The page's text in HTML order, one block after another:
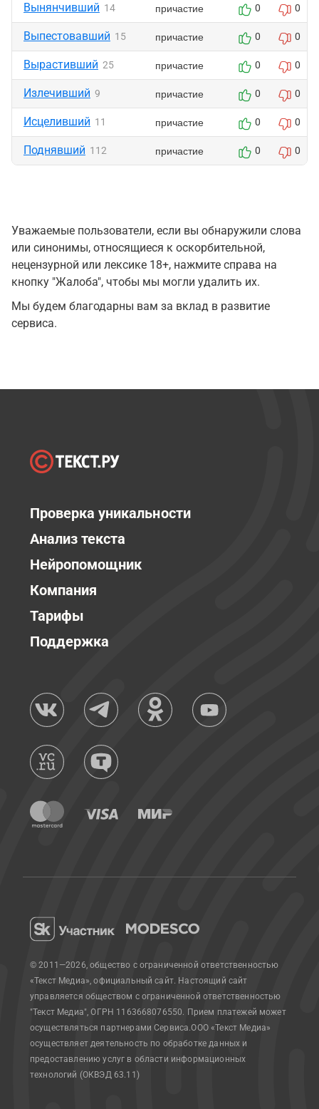
Вынянчивший 14 причастие 0 0
Выпестовавший 15 причастие 0 0
Вырастивший 25 причастие 0 0
Излечивший 9 причастие 0 0
Исцеливший 11 причастие 0 0
Поднявший 112 причастие 0 0
Уважаемые пользователи, если вы обнаружили слова
или синонимы, относящиеся к оскорбительной,
нецензурной или лексике 18+, нажмите справа на
кнопку "Жалоба", чтобы мы могли удалить их.
Мы будем благодарны вам за вклад в развитие
сервиса.
Проверка уникальности
Анализ текста
Нейропомощник
Компания
Тарифы
Поддержка
© 2011—2026, общество с ограниченной ответственностью
«Текст Медиа», официальный сайт. Настоящий сайт
управляется обществом с ограниченной ответственностью
"Текст Медиа", ОГРН 1163668076550. Прием платежей может
осуществляться партнерами Сервиса.ООО «Текст Медиа»
осуществляет деятельность по обработке данных и
предоставлению услуг в области информационных
технологий (ОКВЭД 63.11)